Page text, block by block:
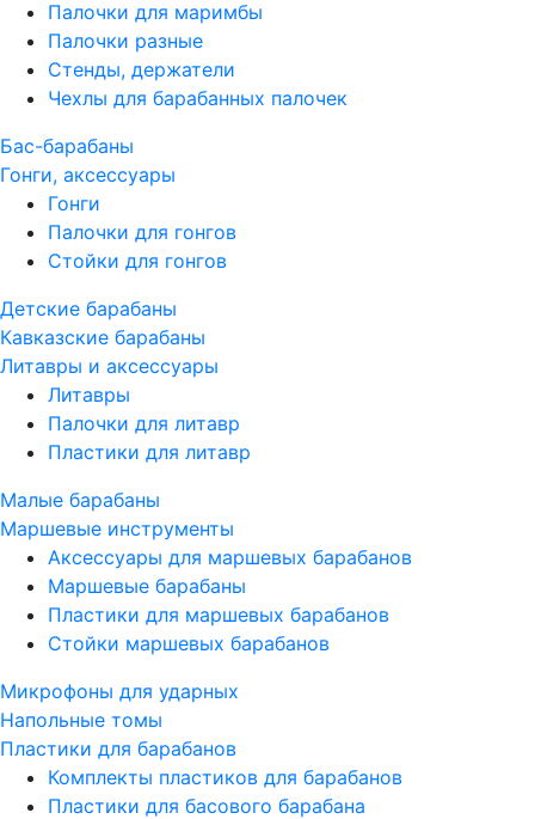
Палочки для маримбы
Палочки разные
Стенды, держатели
Чехлы для барабанных палочек
Бас-барабаны
Гонги, аксессуары
Гонги
Палочки для гонгов
Стойки для гонгов
Детские барабаны
Кавказские барабаны
Литавры и аксессуары
Литавры
Палочки для литавр
Пластики для литавр
Малые барабаны
Маршевые инструменты
Аксессуары для маршевых барабанов
Маршевые барабаны
Пластики для маршевых барабанов
Стойки маршевых барабанов
Микрофоны для ударных
Напольные томы
Пластики для барабанов
Комплекты пластиков для барабанов
Пластики для басового барабана